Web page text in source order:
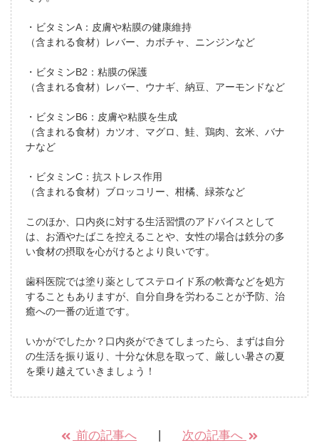
・ビタミンA：皮膚や粘膜の健康維持
（含まれる食材）レバー、カボチャ、ニンジンなど
・ビタミンB2：粘膜の保護
（含まれる食材）レバー、ウナギ、納豆、アーモンドなど
・ビタミンB6：皮膚や粘膜を生成
（含まれる食材）カツオ、マグロ、鮭、鶏肉、玄米、バナ
ナなど
・ビタミンC：抗ストレス作用
（含まれる食材）ブロッコリー、柑橘、緑茶など
このほか、口内炎に対する生活習慣のアドバイスとして
は、お酒やたばこを控えることや、女性の場合は鉄分の多
い食材の摂取を心がけるとより良いです。
歯科医院では塗り薬としてステロイド系の軟膏などを処方
することもありますが、自分自身を労わることが予防、治
癒への一番の近道です。
いかがでしたか？口内炎ができてしまったら、まずは自分
の生活を振り返り、十分な休息を取って、厳しい暑さの夏
を乗り越えていきましょう！
前の記事へ 次の記事へ